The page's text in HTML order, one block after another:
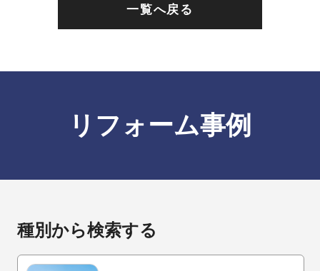
一覧へ戻る
リフォーム事例
種別から検索する